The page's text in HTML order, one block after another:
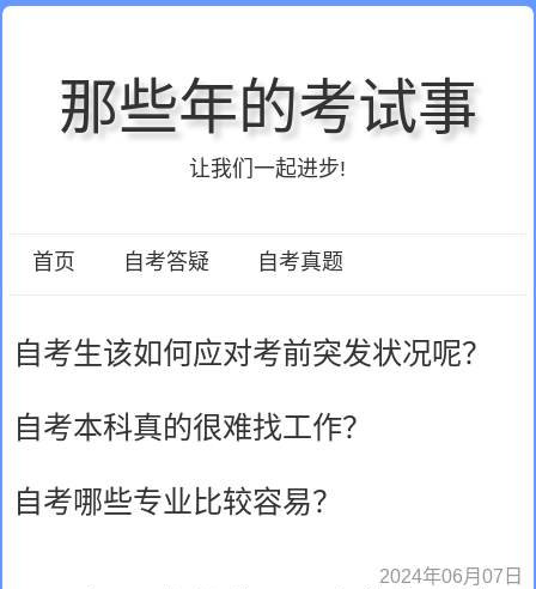
那些年的考试事
让我们一起进步!
首页 自考答疑 自考真题
自考生该如何应对考前突发状况呢？
自考本科真的很难找工作？
自考哪些专业比较容易？
2024年06月07日